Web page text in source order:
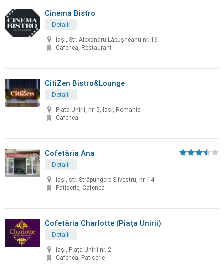
Cinema Bistro
Detalii
Iași, Str. Alexandru Lăpușneanu nr. 16
Cafenea, Restaurant
CitiZen Bistro&Lounge
Detalii
Piata Unirii, nr. 5, Iasi, Romania
Cafenea
Cofetăria Ana
Detalii
Iași, str. Străpungere Silvestru, nr. 14
Patiserie, Cafenea
Cofetăria Charlotte (Piața Unirii)
Detalii
Iași, Piața Unirii nr. 2
Cafenea, Patiserie